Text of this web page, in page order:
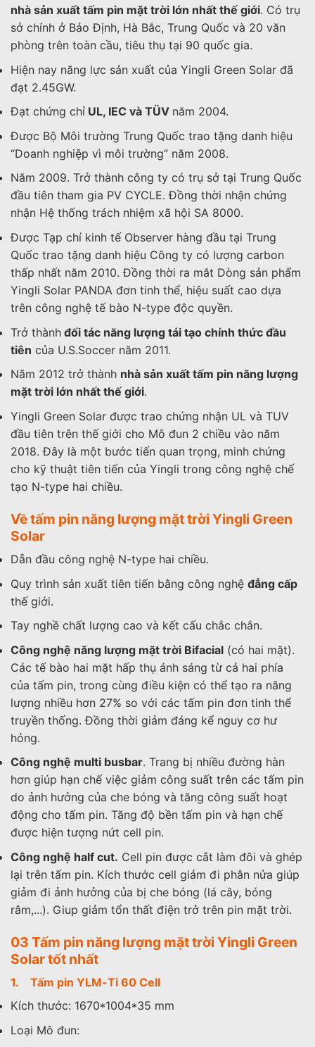
nhà sản xuất tấm pin mặt trời lớn nhất thế giới. Có trụ
sở chính ở Bảo Định, Hà Bắc, Trung Quốc và 20 văn
phòng trên toàn cầu, tiêu thụ tại 90 quốc gia.
Hiện nay năng lực sản xuất của Yingli Green Solar đã
đạt 2.45GW.
Đạt chứng chỉ UL, IEC và TÜV năm 2004.
Được Bộ Môi trường Trung Quốc trao tặng danh hiệu
“Doanh nghiệp vì môi trường” năm 2008.
Năm 2009. Trở thành công ty có trụ sở tại Trung Quốc
đầu tiên tham gia PV CYCLE. Đồng thời nhận chứng
nhận Hệ thống trách nhiệm xã hội SA 8000.
Được Tạp chí kinh tế Observer hàng đầu tại Trung
Quốc trao tặng danh hiệu Công ty có lượng carbon
thấp nhất năm 2010. Đồng thời ra mắt Dòng sản phẩm
Yingli Solar PANDA đơn tinh thể, hiệu suất cao dựa
trên công nghệ tế bào N-type độc quyền.
Trở thành đối tác năng lượng tái tạo chính thức đầu
tiên của U.S.Soccer năm 2011.
Năm 2012 trở thành nhà sản xuất tấm pin năng lượng
mặt trời lớn nhất thế giới.
Yingli Green Solar được trao chứng nhận UL và TUV
đầu tiên trên thế giới cho Mô đun 2 chiều vào năm
2018. Đây là một bước tiến quan trọng, minh chứng
cho kỹ thuật tiên tiến của Yingli trong công nghệ chế
tạo N-type hai chiều.
Về tấm pin năng lượng mặt trời Yingli Green
Solar
Dẫn đầu công nghệ N-type hai chiều.
Quy trình sản xuất tiên tiến bằng công nghệ đẳng cấp
thế giới.
Tay nghề chất lượng cao và kết cấu chắc chắn.
Công nghệ năng lượng mặt trời Bifacial (có hai mặt).
Các tế bào hai mặt hấp thụ ánh sáng từ cả hai phía
của tấm pin, trong cùng điều kiện có thể tạo ra năng
lượng nhiều hơn 27% so với các tấm pin đơn tinh thể
truyền thống. Đồng thời giảm đáng kể nguy cơ hư
hỏng.
Công nghệ multi busbar. Trang bị nhiều đường hàn
hơn giúp hạn chế việc giảm công suất trên các tấm pin
do ảnh hưởng của che bóng và tăng công suất hoạt
động cho tấm pin. Tăng độ bền tấm pin và hạn chế
được hiện tượng nứt cell pin.
Công nghệ half cut. Cell pin được cắt làm đôi và ghép
lại trên tấm pin. Kích thước cell giảm đi phân nửa giúp
giảm đi ảnh hưởng của bị che bóng (lá cây, bóng
râm,...). Giup giảm tổn thất điện trở trên pin mặt trời.
03 Tấm pin năng lượng mặt trời Yingli Green
Solar tốt nhất
1. Tấm pin YLM-Ti 60 Cell
Kích thước: 1670*1004*35 mm
Loại Mô đun: